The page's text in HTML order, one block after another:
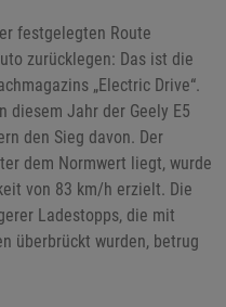
festgelegten Route
zurücklegen: Das ist die
„Electric Drive“.
diesem Jahr der Geely E5
den Sieg davon. Der
dem Normwert liegt, wurde
von 83 km/h erzielt. Die
Ladestopps, die mit
überbrückt wurden, betrug